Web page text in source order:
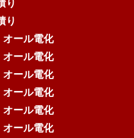
り
り
オール電化
オール電化
オール電化
オール電化
オール電化
オール電化